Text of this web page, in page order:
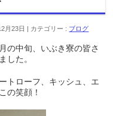
月23日 カテゴリー : ブログ
の中旬、いぶき寮の皆さ
した。
トローフ、キッシュ、エ
の笑顔！